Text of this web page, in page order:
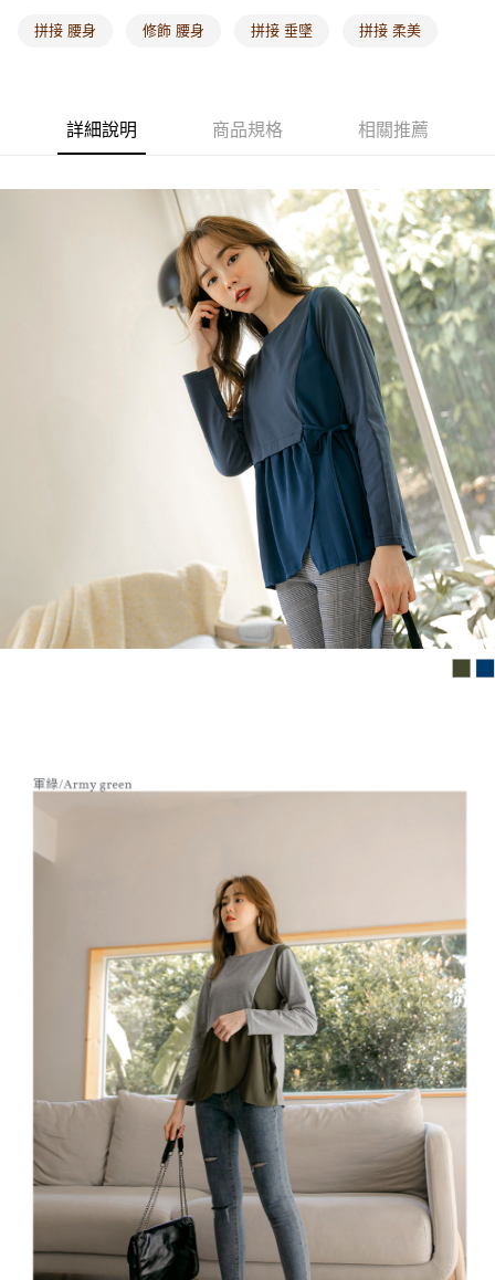
拼接 腰身 修飾 腰身 拼接 垂墜 拼接 柔美
詳細說明 商品規格 相關推薦